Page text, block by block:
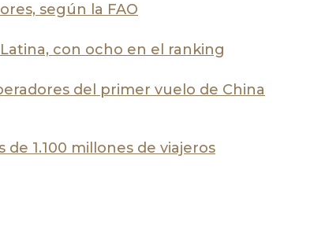
según la FAO
con ocho en el ranking
del primer vuelo de China
1.100 millones de viajeros